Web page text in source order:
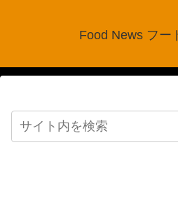
Food News フー